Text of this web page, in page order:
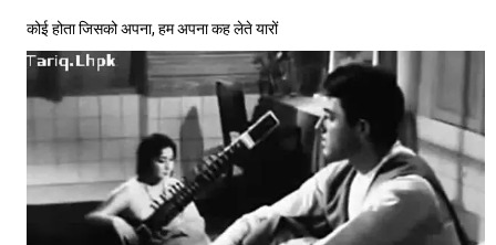
कोई होता जिसको अपना, हम अपना कह लेते यारों